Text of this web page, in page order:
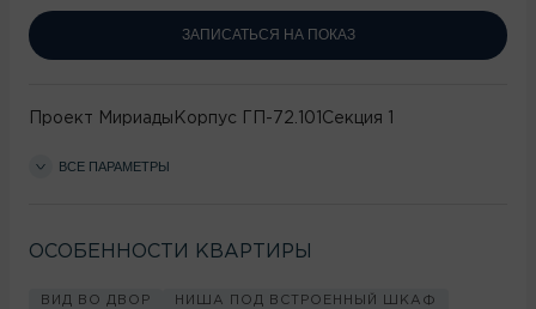
ЗАПИСАТЬСЯ НА ПОКАЗ
Проект Мириады Корпус ГП-72.101 Секция
ВСЕ ПАРАМЕТРЫ
ОСОБЕННОСТИ КВАРТИРЫ
ВИД ВО ДВОР НИША ПОД ВСТРОЕННЫЙ ШКАФ